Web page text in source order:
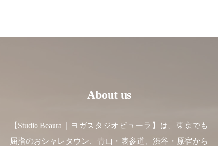
About us
【Studio Beaura｜ヨガスタジオビューラ】は、東京でも
屈指のおシャレタウン、青山・表参道、渋谷・原宿から